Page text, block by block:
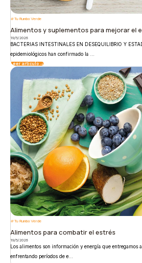
Tu Rumbo Verde
Alimentos y suplementos para mejorar el
19/5/2026
BACTERIAS INTESTINALES EN DESEQUILIBRIO Y
epidemiológicos han confirmado la ...
Leer artículo
Tu Rumbo Verde
Alimentos para combatir el estrés
19/5/2026
Los alimentos son información y energía que entregamos
enfrentando períodos de e...